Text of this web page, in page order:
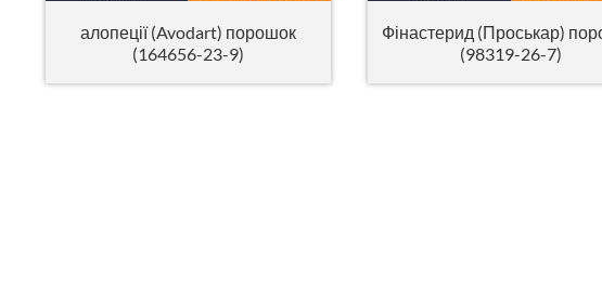
алопеції (Avodart) порошок
(164656-23-9)
Фінастерид (Проськар)
(98319-26-7)